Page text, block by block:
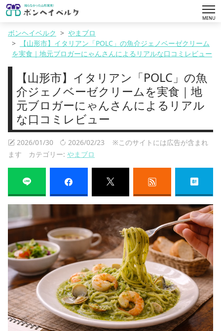
MENU
ボンヘイベルク
やまブロ
【山形市】イタリアン「POLC」の魚介ジェノベーゼクリーム
を実食｜地元ブロガーにゃんさんによるリアルな口コミレビュー
【山形市】イタリアン「POLC」の魚
介ジェノベーゼクリームを実食｜地
元ブロガーにゃんさんによるリアル
な口コミレビュー
2026/01/30 2026/02/23 ※このサイトには広告が含まれ
ます カテゴリー: やまブロ